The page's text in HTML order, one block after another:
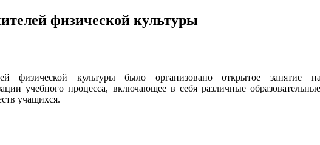
физической культуры
культуры было организовано открытое занятие
учебного процесса, включающее в себя различные
учащихся.